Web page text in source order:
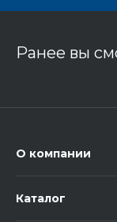
Ранее вы
О компании
Каталог